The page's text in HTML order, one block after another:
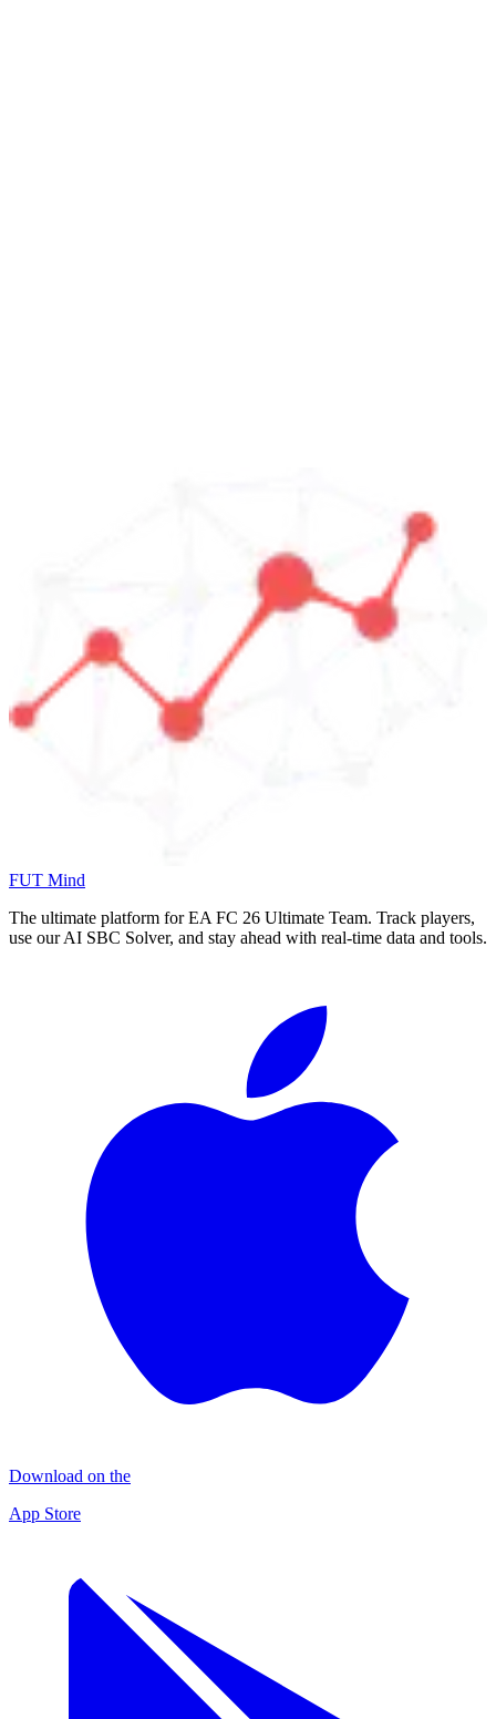
FUT Mind
The ultimate platform for EA FC 26 Ultimate Team. Track players,
use our AI SBC Solver, and stay ahead with real-time data and tools.
Download on the
App Store